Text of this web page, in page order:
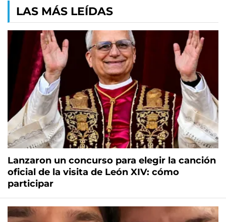
LAS MÁS LEÍDAS
Lanzaron un concurso para elegir la canción
oficial de la visita de León XIV: cómo
participar